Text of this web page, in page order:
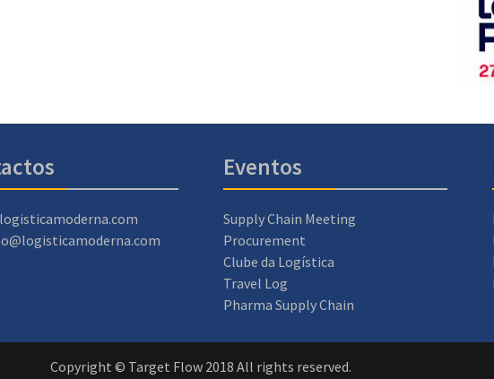
Eventos
Supply Chain Meeting
Procurement
Clube da Logística
Travel Log
Pharma Supply Chain
Copyright © Target Flow 2018 All rights reserved.